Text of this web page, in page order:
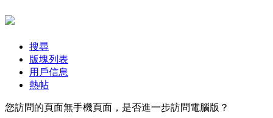
搜尋
版塊列表
用戶信息
熱帖
您訪問的頁面無手機頁面，是否進一步訪問電腦版？